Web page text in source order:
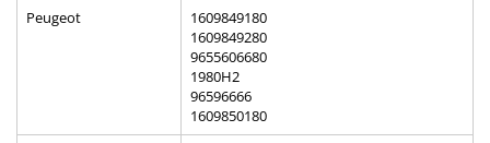
Peugeot
1609849180
1609849280
9655606680
1980H2
96596666
1609850180